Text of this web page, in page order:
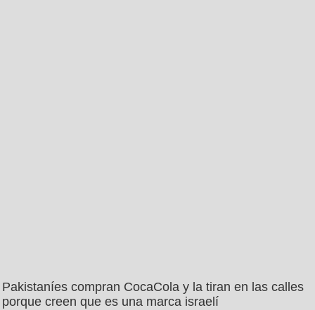
Pakistaníes compran CocaCola y la tiran en las calles
porque creen que es una marca israelí